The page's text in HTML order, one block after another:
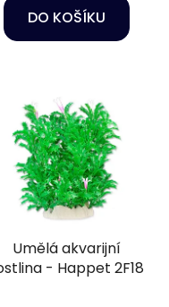
DO KOŠÍKU
Umělá akvarijní
- Happet 2F18